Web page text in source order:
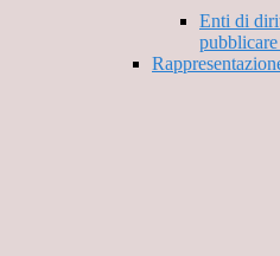
Enti di